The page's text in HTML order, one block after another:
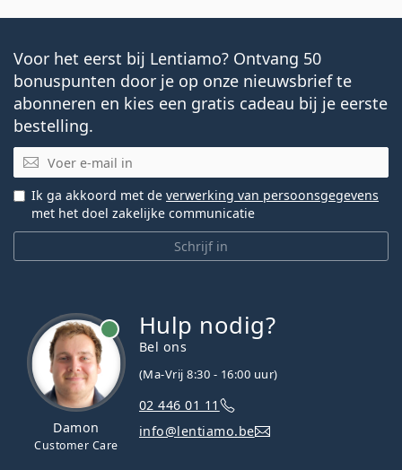
Voor het eerst bij Lentiamo? Ontvang 50
bonuspunten door je op onze nieuwsbrief te
abonneren en kies een gratis cadeau bij je eerste
bestelling.
E-mail
Schrijf in
Ik ga akkoord met de verwerking van persoonsgegevens
met het doel zakelijke communicatie
Damon
Customer Care
Hulp nodig?
Bel ons
(Ma-Vrij 8:30 - 16:00 uur)
02 446 01 11
info@lentiamo.be